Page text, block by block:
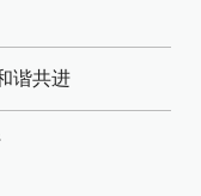
谐共进